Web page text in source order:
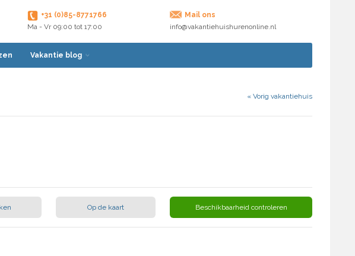
+31 (0)85-8771766
Ma - Vr 09:00 tot 17:00
Mail ons
info@vakantiehuishurenonline.nl
Vakantie blog
« Vorig vakantiehuis
Op de kaart Beschikbaarheid controleren